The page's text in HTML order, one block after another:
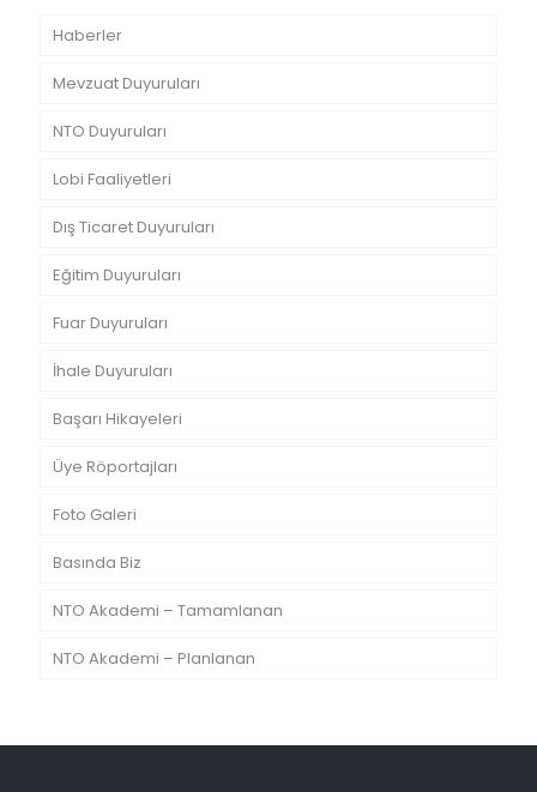
Haberler
Mevzuat Duyuruları
NTO Duyuruları
Lobi Faaliyetleri
Dış Ticaret Duyuruları
Eğitim Duyuruları
Fuar Duyuruları
İhale Duyuruları
Başarı Hikayeleri
Üye Röportajları
Foto Galeri
Basında Biz
NTO Akademi – Tamamlanan
NTO Akademi – Planlanan